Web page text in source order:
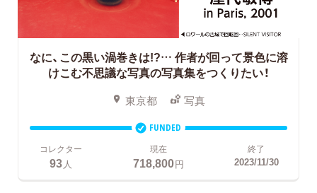
なに、この黒い渦巻きは!?… 作者が回って景色に溶
けこむ不思議な写真の写真集をつくりたい！
東京都 写真
FUNDED
コレクター
93 人
現在
718,800円
終了
2023/11/30